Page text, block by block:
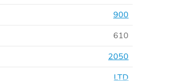
900
610
2050
LTD